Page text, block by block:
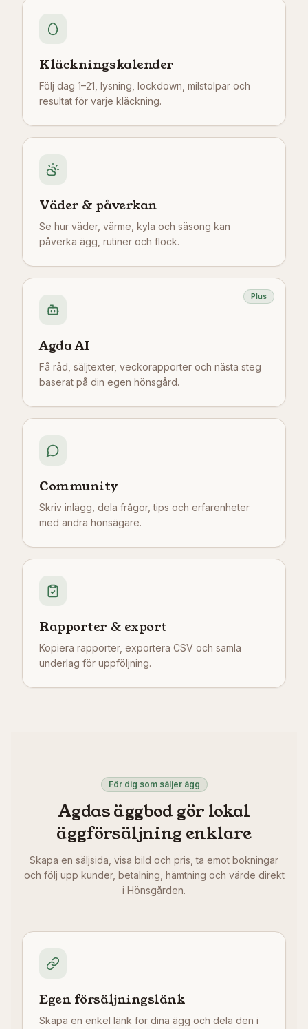
Kläckningskalender
Följ dag 1–21, lysning, lockdown, milstolpar och
resultat för varje kläckning.
Väder & påverkan
Se hur väder, värme, kyla och säsong kan
påverka ägg, rutiner och flock.
Plus
Agda AI
Få råd, säljtexter, veckorapporter och nästa steg
baserat på din egen hönsgård.
Community
Skriv inlägg, dela frågor, tips och erfarenheter
med andra hönsägare.
Rapporter & export
Kopiera rapporter, exportera CSV och samla
underlag för uppföljning.
För dig som säljer ägg
Agdas äggbod gör lokal
äggförsäljning enklare
Skapa en säljsida, visa bild och pris, ta emot bokningar
och följ upp kunder, betalning, hämtning och värde direkt
i Hönsgården.
Egen försäljningslänk
Skapa en enkel länk för dina ägg och dela den i